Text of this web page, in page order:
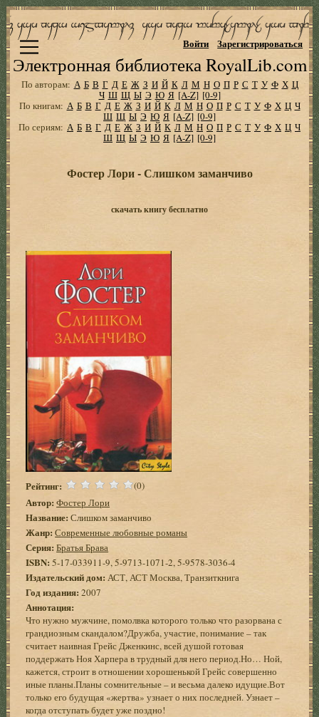
Электронная библиотека RoyalLib.com
Войти Зарегистрироваться
По авторам: А Б В Г Д Е Ж З И Й К Л М Н О П Р С Т У Ф Х Ц
Ч Ш Щ Ы Э Ю Я [A-Z] [0-9]
По книгам: А Б В Г Д Е Ж З И Й К Л М Н О П Р С Т У Ф Х Ц Ч
Ш Щ Ы Э Ю Я [A-Z] [0-9]
По сериям: А Б В Г Д Е Ж З И Й К Л М Н О П Р С Т У Ф Х Ц Ч
Ш Щ Ы Э Ю Я [A-Z] [0-9]
Фостер Лори - Слишком заманчиво
скачать книгу бесплатно
Рейтинг: (0)
Автор: Фостер Лори
Название: Слишком заманчиво
Жанр: Современные любовные романы
Серия: Братья Брава
ISBN: 5-17-033911-9, 5-9713-1071-2, 5-9578-3036-4
Издательский дом: АСТ, АСТ Москва, Транзиткнига
Год издания:2007
Аннотация:
Что нужно мужчине, помолвка которого только что разорвана с
грандиозным скандалом?Дружба, участие, понимание – так
считает наивная Грейс Дженкинс, всей душой готовая
поддержать Ноя Харпера в трудный для него период.Но… Ной,
кажется, строит в отношении хорошенькой Грейс совершенно
иные планы.Планы сомнительные – и весьма далеко идущие.Вот
только его будущая «жертва» узнает о них последней. Узнает –
когда отступать будет уже поздно!